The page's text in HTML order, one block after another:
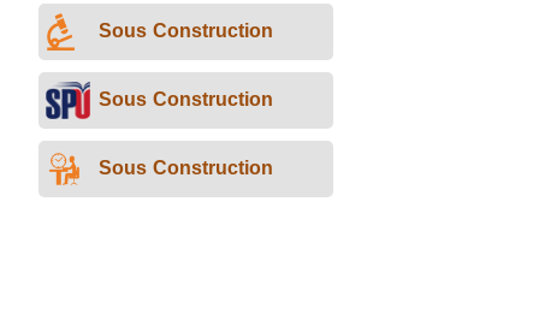
Sous Construction
Sous Construction
Sous Construction